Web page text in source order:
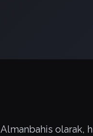
Almanbahis olarak,